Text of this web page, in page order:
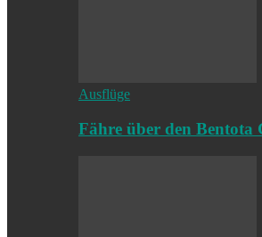
Ausflüge
Fähre über den Bentota